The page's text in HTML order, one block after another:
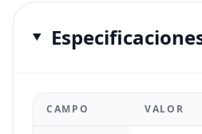
CAMPO VALOR